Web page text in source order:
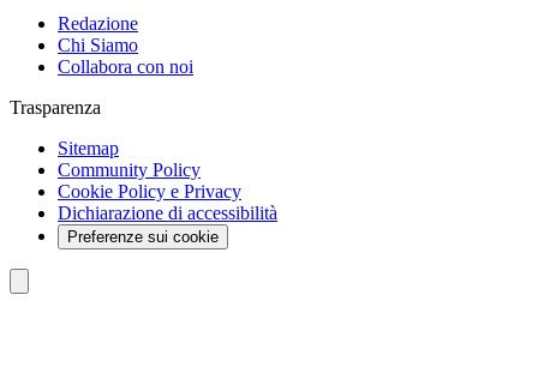
Redazione
Chi Siamo
Collabora con noi
Trasparenza
Sitemap
Community Policy
Cookie Policy e Privacy
Dichiarazione di accessibilità
Preferenze sui cookie